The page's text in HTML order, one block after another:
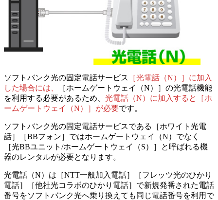
ソフトバンク光の固定電話サービス
［光電話（N）］に加入
した場合には、
［ホームゲートウェイ（N）］の光電話機能
を利用する必要があるため、 光電話（N）に加入すると［ホ
ームゲートウェイ（N）］が必要です。
ソフトバンク光の固定電話サービスである［ホワイト光電
話］［BBフォン］ではホームゲートウェイ（N）でなく
［光BBユニット/ホームゲートウェイ（S）］と呼ばれる機
器のレンタルが必要となります。
光電話（N）は［NTT一般加入電話］［フレッツ光のひかり
電話］［他社光コラボのひかり電話］で新規発番された電話
番号をソフトバンク光へ乗り換えても 同じ電話番号を利用で